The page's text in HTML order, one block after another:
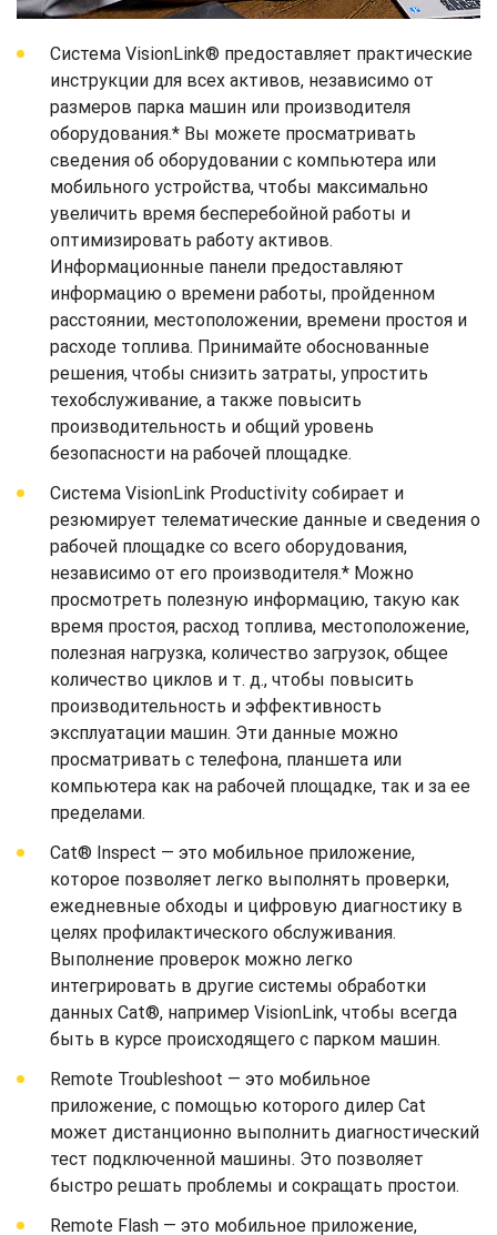
Система VisionLink® предоставляет практические
инструкции для всех активов, независимо от
размеров парка машин или производителя
оборудования.* Вы можете просматривать
сведения об оборудовании с компьютера или
мобильного устройства, чтобы максимально
увеличить время бесперебойной работы и
оптимизировать работу активов.
Информационные панели предоставляют
информацию о времени работы, пройденном
расстоянии, местоположении, времени простоя и
расходе топлива. Принимайте обоснованные
решения, чтобы снизить затраты, упростить
техобслуживание, а также повысить
производительность и общий уровень
безопасности на рабочей площадке.
Система VisionLink Productivity собирает и
резюмирует телематические данные и сведения о
рабочей площадке со всего оборудования,
независимо от его производителя.* Можно
просмотреть полезную информацию, такую как
время простоя, расход топлива, местоположение,
полезная нагрузка, количество загрузок, общее
количество циклов и т. д., чтобы повысить
производительность и эффективность
эксплуатации машин. Эти данные можно
просматривать с телефона, планшета или
компьютера как на рабочей площадке, так и за ее
пределами.
Cat® Inspect — это мобильное приложение,
которое позволяет легко выполнять проверки,
ежедневные обходы и цифровую диагностику в
целях профилактического обслуживания.
Выполнение проверок можно легко
интегрировать в другие системы обработки
данных Cat®, например VisionLink, чтобы всегда
быть в курсе происходящего с парком машин.
Remote Troubleshoot — это мобильное
приложение, с помощью которого дилер Cat
может дистанционно выполнить диагностический
тест подключенной машины. Это позволяет
быстро решать проблемы и сокращать простои.
Remote Flash — это мобильное приложение,